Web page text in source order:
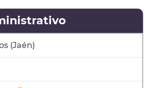
(Jaén)